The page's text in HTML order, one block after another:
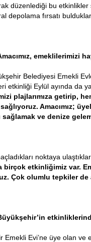
düzenlediği bu
depolama fırsatı
emeklilerimizi
Belediyesi Emekli
etkinliği Eylül ayında da
plajlarımıza getirip,
Amacımız;
sağlamak ve denize
noktaya
birçok etkinliğimiz var.
Çok olumlu tepkiler de
Emekli Evi’ne üye olan ve